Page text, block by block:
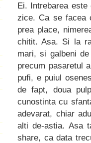
Ei. Intrebarea
zice. Ca se facea
prea place,
chitit. Asa. Si la
mari, si galbeni
precum pasaretul
pufi, e puiul
de fapt, doua
cunostinta cu
adevarat, chiar
alti de-astia. Asa
share, ca data